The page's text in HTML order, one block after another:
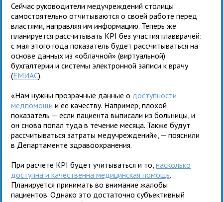
Сейчас руководители медучреждений столицы
самостоятельно отчитываются о своей работе перед
властями, направляя им информацию. Теперь же
планируется рассчитывать KPI без участия главврачей:
с мая этого года показатель будет рассчитываться на
основе данных из «облачной» (виртуальной)
бухгалтерии и системы электронной записи к врачу
(ЕМИАС).
«Нам нужны прозрачные данные о доступности
медпомощи и ее качеству. Например, плохой
показатель — если пациента выписали из больницы, и
он снова попал туда в течение месяца. Также будут
рассчитываться затраты медучреждений», — пояснили
в Департаменте здравоохранения.
При расчете KPI будет учитываться и то,насколько
доступна и качественна медицинская помощь.
Планируется принимать во внимание жалобы
пациентов. Однако это достаточно субъективный